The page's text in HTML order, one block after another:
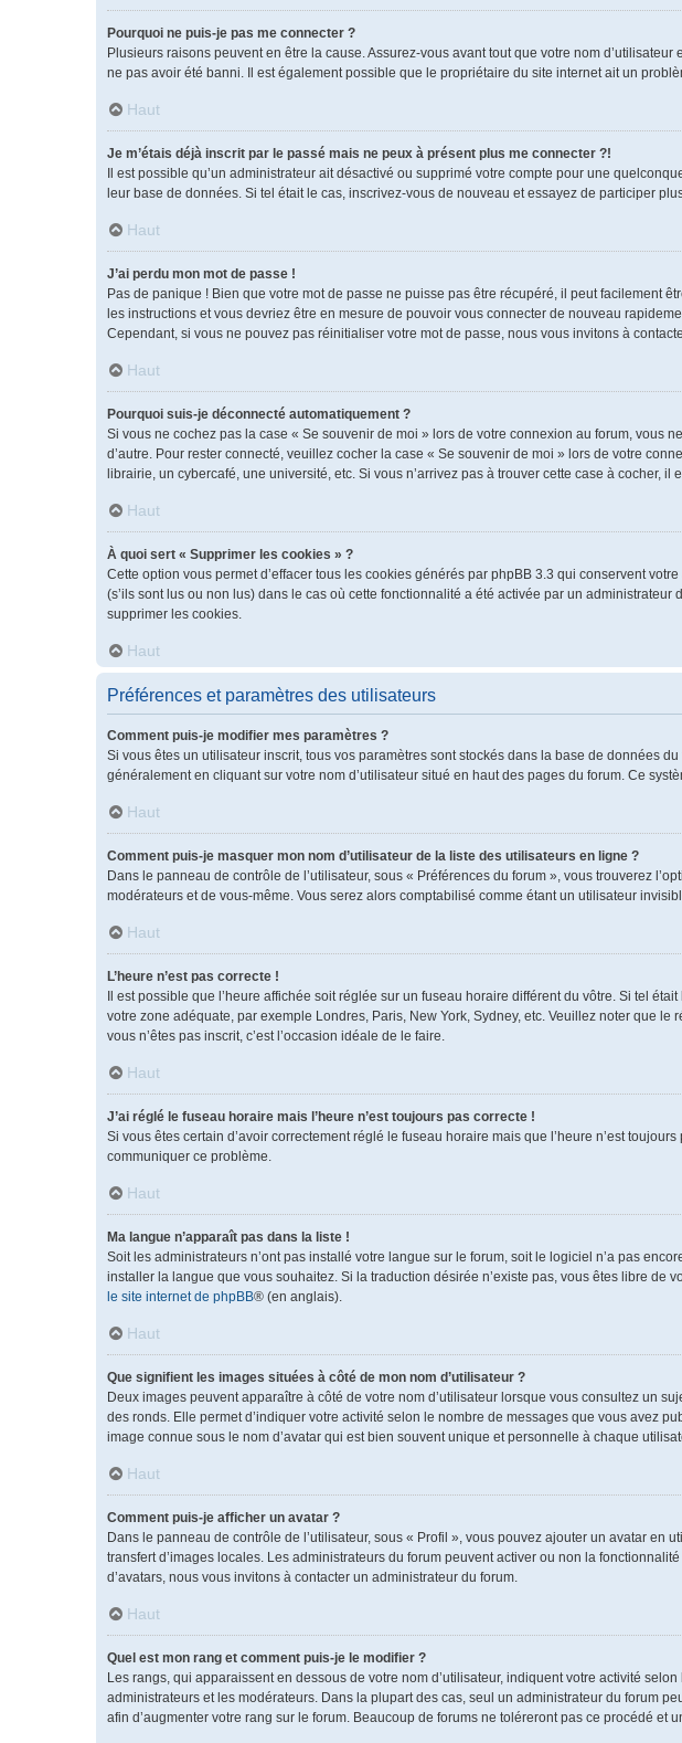
Pourquoi ne puis-je pas me connecter ?
Plusieurs raisons peuvent en être la cause. Assurez-vous avant tout que votre nom
ne pas avoir été banni. Il est également possible que le propriétaire du site internet ait un
Haut
Je m’étais déjà inscrit par le passé mais ne peux à présent plus me connecter ?!
Il est possible qu’un administrateur ait désactivé ou supprimé votre compte pour une
leur base de données. Si tel était le cas, inscrivez-vous de nouveau et essayez de participer
Haut
J’ai perdu mon mot de passe !
Pas de panique ! Bien que votre mot de passe ne puisse pas être récupéré, il peut facilement
les instructions et vous devriez être en mesure de pouvoir vous connecter de nouveau
Cependant, si vous ne pouvez pas réinitialiser votre mot de passe, nous vous invitons à
Haut
Pourquoi suis-je déconnecté automatiquement ?
Si vous ne cochez pas la case « Se souvenir de moi » lors de votre connexion au forum, vous
d’autre. Pour rester connecté, veuillez cocher la case « Se souvenir de moi » lors de votre
librairie, un cybercafé, une université, etc. Si vous n’arrivez pas à trouver cette case à cocher,
Haut
À quoi sert « Supprimer les cookies » ?
Cette option vous permet d’effacer tous les cookies générés par phpBB 3.3 qui conservent
(s’ils sont lus ou non lus) dans le cas où cette fonctionnalité a été activée par un
supprimer les cookies.
Haut
Préférences et paramètres des utilisateurs
Comment puis-je modifier mes paramètres ?
Si vous êtes un utilisateur inscrit, tous vos paramètres sont stockés dans la base de données
généralement en cliquant sur votre nom d’utilisateur situé en haut des pages du forum. Ce
Haut
Comment puis-je masquer mon nom d’utilisateur de la liste des utilisateurs en ligne ?
Dans le panneau de contrôle de l’utilisateur, sous « Préférences du forum », vous trouverez
modérateurs et de vous-même. Vous serez alors comptabilisé comme étant un utilisateur
Haut
L’heure n’est pas correcte !
Il est possible que l’heure affichée soit réglée sur un fuseau horaire différent du vôtre. Si tel
votre zone adéquate, par exemple Londres, Paris, New York, Sydney, etc. Veuillez noter que
vous n’êtes pas inscrit, c’est l’occasion idéale de le faire.
Haut
J’ai réglé le fuseau horaire mais l’heure n’est toujours pas correcte !
Si vous êtes certain d’avoir correctement réglé le fuseau horaire mais que l’heure n’est
communiquer ce problème.
Haut
Ma langue n’apparaît pas dans la liste !
Soit les administrateurs n’ont pas installé votre langue sur le forum, soit le logiciel n’a pas
installer la langue que vous souhaitez. Si la traduction désirée n’existe pas, vous êtes libre
le site internet de phpBB® (en anglais).
Haut
Que signifient les images situées à côté de mon nom d’utilisateur ?
Deux images peuvent apparaître à côté de votre nom d’utilisateur lorsque vous consultez un
des ronds. Elle permet d’indiquer votre activité selon le nombre de messages que vous avez
image connue sous le nom d’avatar qui est bien souvent unique et personnelle à chaque
Haut
Comment puis-je afficher un avatar ?
Dans le panneau de contrôle de l’utilisateur, sous « Profil », vous pouvez ajouter un avatar en
transfert d’images locales. Les administrateurs du forum peuvent activer ou non la
d’avatars, nous vous invitons à contacter un administrateur du forum.
Haut
Quel est mon rang et comment puis-je le modifier ?
Les rangs, qui apparaissent en dessous de votre nom d’utilisateur, indiquent votre activité
administrateurs et les modérateurs. Dans la plupart des cas, seul un administrateur du forum
afin d’augmenter votre rang sur le forum. Beaucoup de forums ne toléreront pas ce procédé